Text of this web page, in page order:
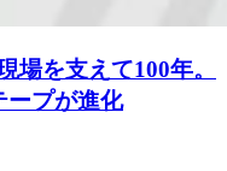
場を支えて100年。
ープが進化